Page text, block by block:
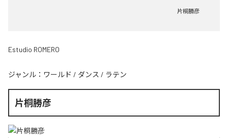
片桐勝彦
Estudio ROMERO
ジャンル： ワールド / ダンス / ラテン
片桐勝彦